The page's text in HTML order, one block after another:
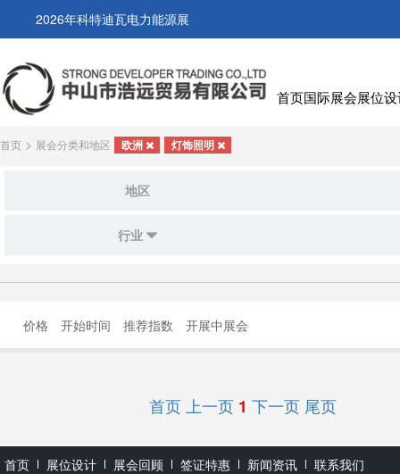
2026年科特迪瓦电力能源展
首页国际展会展位
首页 > 展会分类和地区 欧洲 灯饰照明
地区
行业
价格 开始时间 推荐指数 开展中展会
首页 上一页 1 下一页 尾页
首页 展位设计 展会回顾 签证特惠 新闻资讯 联系我们